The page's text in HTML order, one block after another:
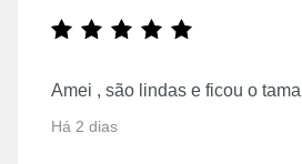
Amei , são lindas e ficou o
Há 2 dias